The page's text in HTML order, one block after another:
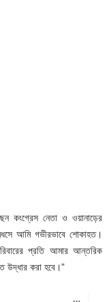
নেতা ও ওয়ানাড়ের
আমি গভীরভাবে শোকাহত।
প্রতি আমার আন্তরিক
উদ্ধার করা হবে।”